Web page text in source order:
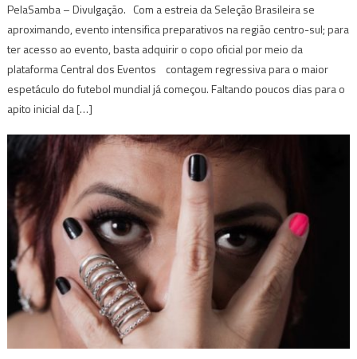
PelaSamba – Divulgação. Com a estreia da Seleção Brasileira se
aproximando, evento intensifica preparativos na região centro-sul; para
ter acesso ao evento, basta adquirir o copo oficial por meio da
plataforma Central dos Eventos contagem regressiva para o maior
espetáculo do futebol mundial já começou. Faltando poucos dias para o
apito inicial da […]